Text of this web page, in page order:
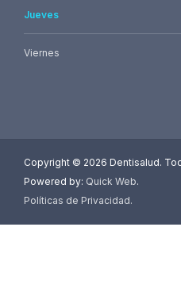
Jueves
Viernes
Copyright © 2026 Dentisalud.
Powered by: Quick Web.
Políticas de Privacidad.